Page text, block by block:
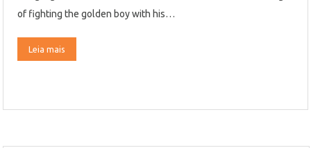
of fighting the golden boy with his…
Leia mais